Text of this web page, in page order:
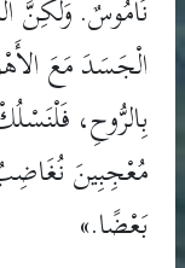
نَامُوسٌ. وَلكِنَّ
الْجَسَدَ مَعَ
بِالرُّوحِ،
مُعْجِبِينَ
بَعْضًا.»